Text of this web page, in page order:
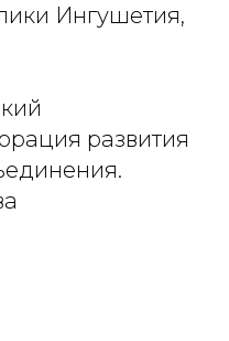
Ингушетия,
развития